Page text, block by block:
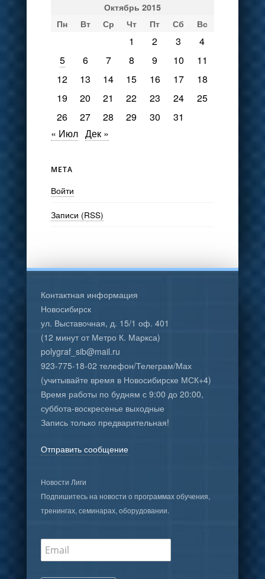
Октябрь 2015
Пн
Вт Ср Чт Пт Сб Вс
1 2 3
4
5
6 7 8 9 10
11
12
13 14 15 16 17
18
19
20 21 22 23 24
25
26
27 28 29 30
31
« Июл Дек »
МЕТА
Войти
Записи (RSS)
Контактная информация
Новосибирск
ул. Выставочная, д. 15/1 оф. 401
(12 минут от Метро К. Маркса)
polygraf_sib@mail.ru
923-775-18-02 телефон/Телеграм/Мах
(учитывайте время в Новосибирске МСК+4)
Время работы по будням с 9:00 до 20:00,
суббота-воскресенье выходные
Запись только предварительная!
Отправить сообщение
Новости Лиги
Подпишитесь на новости о программах обучения,
тренингах, семинарах, оборудовании.